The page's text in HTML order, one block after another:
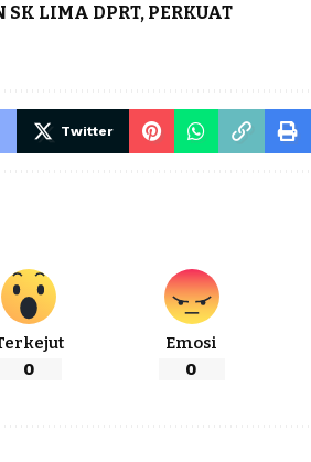
LIMA DPRT, PERKUAT
Twitter
0
Emosi
0